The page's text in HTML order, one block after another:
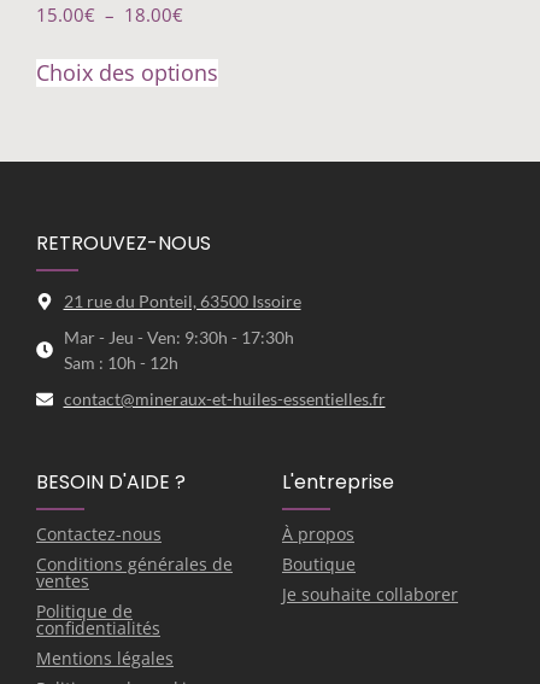
15.00€ – 18.00€
Choix des options
RETROUVEZ-NOUS
21 rue du Ponteil, 63500 Issoire
Mar - Jeu - Ven: 9:30h - 17:30h
Sam : 10h - 12h
contact@mineraux-et-huiles-essentielles.fr
BESOIN D'AIDE ?
Contactez-nous
Conditions générales de
ventes
Politique de
confidentialités
Mentions légales
L'entreprise
À propos
Boutique
Je souhaite collaborer